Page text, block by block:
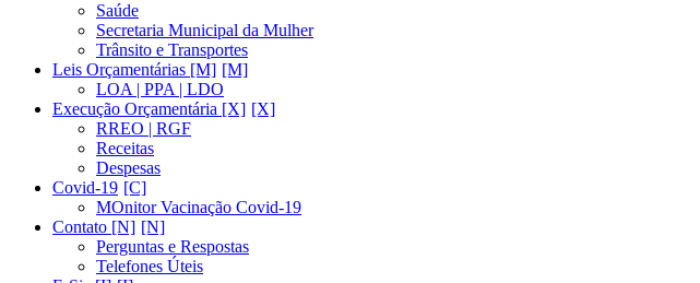
Saúde
Secretaria Municipal da Mulher
Trânsito e Transportes
Leis Orçamentárias [M]
LOA | PPA | LDO
Execução Orçamentária [X]
RREO | RGF
Receitas
Despesas
Covid-19
MOnitor Vacinação Covid-19
Contato [N]
Perguntas e Respostas
Telefones Úteis